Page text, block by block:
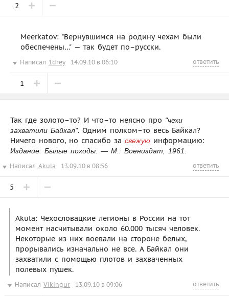
2
Meerkatov: "Вернувшимся на родину чехам были
обеспечены…" — так будет по–русски.
Написал 1drey 14.09.10 в 06:10 ответить
1
Так где золото–то? И что–то неясно про "чехи
захватили Байкал". Одним полком–то весь Байкал?
Ничего нового, но спасибо за свежую информацию:
Издание: Былые походы. — М.: Воениздат, 1961.
Написал Akula 13.09.10 в 08:56 ответить
5
Akula: Чехословацкие легионы в России на тот
момент насчитывали около 60.000 тысяч человек.
Некоторые из них воевали на стороне белых,
прорывались изначально не все. А Байкал они
захватили с помощью плотов и захваченных
полевых пушек.
Написал Vikingur 13.09.10 в 09:06 ответить